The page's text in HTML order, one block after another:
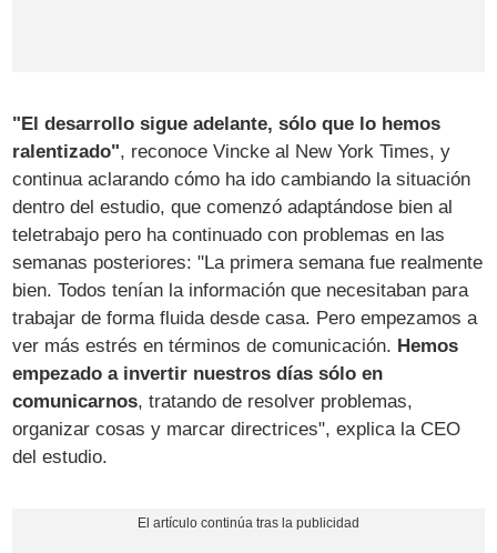
"El desarrollo sigue adelante, sólo que lo hemos
ralentizado", reconoce Vincke al New York Times, y
continua aclarando cómo ha ido cambiando la situación
dentro del estudio, que comenzó adaptándose bien al
teletrabajo pero ha continuado con problemas en las
semanas posteriores: "La primera semana fue realmente
bien. Todos tenían la información que necesitaban para
trabajar de forma fluida desde casa. Pero empezamos a
ver más estrés en términos de comunicación. Hemos
empezado a invertir nuestros días sólo en
comunicarnos, tratando de resolver problemas,
organizar cosas y marcar directrices", explica la CEO‌
del estudio.